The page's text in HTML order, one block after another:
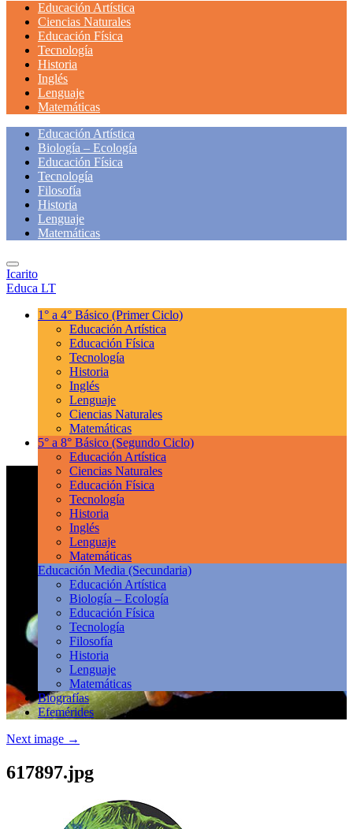
Educación Artística
Ciencias Naturales
Educación Física
Tecnología
Historia
Inglés
Lenguaje
Matemáticas
Educación Artística
Biología – Ecología
Educación Física
Tecnología
Filosofía
Historia
Lenguaje
Matemáticas
Icarito
Educa LT
1° a 4° Básico (Primer Ciclo)
Educación Artística
Educación Física
Tecnología
Historia
Inglés
Lenguaje
Ciencias Naturales
Matemáticas
5° a 8° Básico (Segundo Ciclo)
Educación Artística
Ciencias Naturales
Educación Física
Tecnología
Historia
Inglés
Lenguaje
Matemáticas
Educación Media (Secundaria)
Educación Artística
Biología – Ecología
Educación Física
Tecnología
Filosofía
Historia
Lenguaje
Matemáticas
Biografías
Efemérides
Next image →
617897.jpg